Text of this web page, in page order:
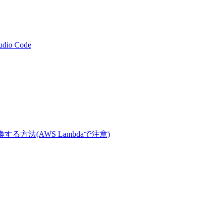
Code
する方法(AWS Lambdaで注意)